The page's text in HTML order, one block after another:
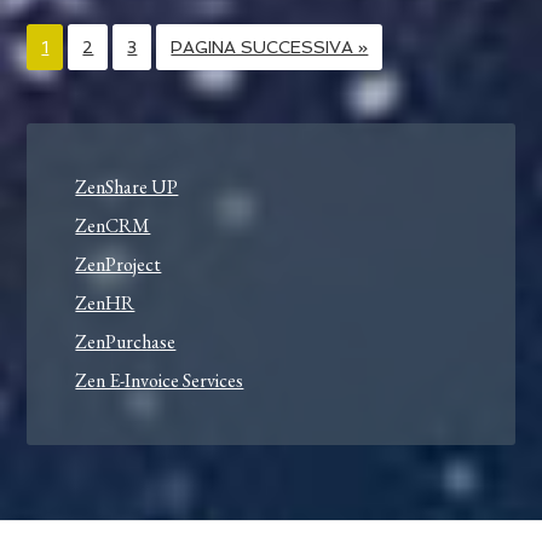
1 2 3 PAGINA SUCCESSIVA »
ZenShare UP
ZenCRM
ZenProject
ZenHR
ZenPurchase
Zen E-Invoice Services